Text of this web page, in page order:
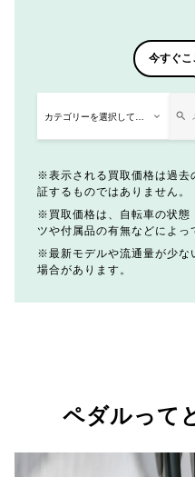
今すぐこ
表示される買取価格は過
証するものではありません。
買取価格は、自転車の状
ツや付属品の有無などによっ
最新モデルや流通量が少
場合があります。
ペダルって